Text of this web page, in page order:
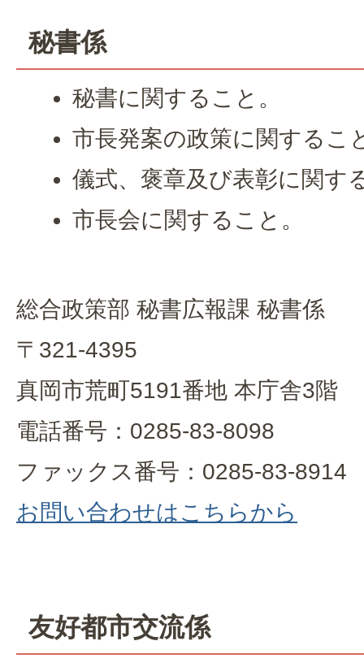
秘書係
秘書に関すること。
市長発案の政策に関するこ
儀式、褒章及び表彰に関す
市長会に関すること。
総合政策部 秘書広報課 秘書係
〒321-4395
真岡市荒町5191番地 本庁舎3階
電話番号：0285-83-8098
ファックス番号：0285-83-8914
お問い合わせはこちらから
友好都市交流係